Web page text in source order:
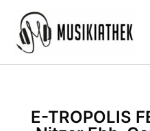
Inhalt
springen
E-TROPOLIS